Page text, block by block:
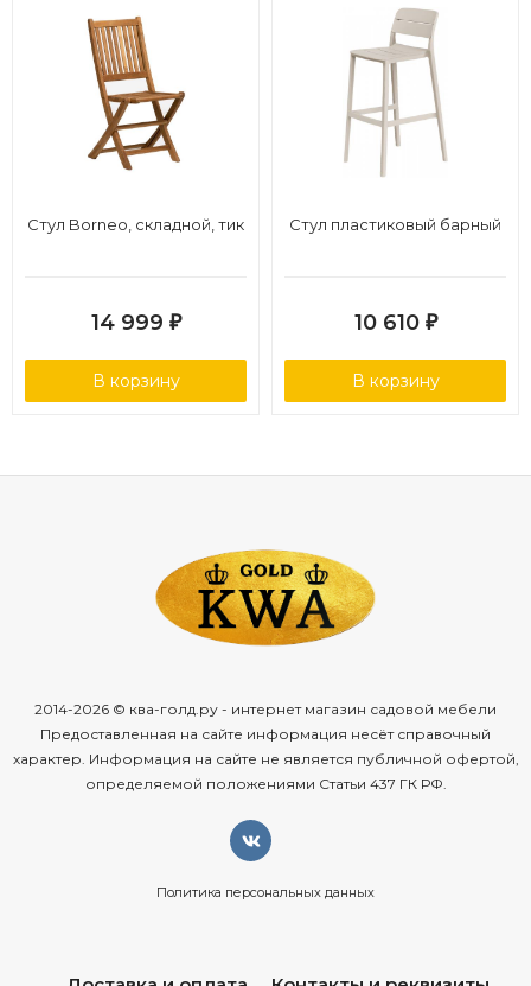
Стул Borneo, складной, тик
14 999 ₽
В корзину
Стул пластиковый барный
10 610 ₽
В корзину
2014-2026 © ква-голд.ру - интернет магазин садовой мебели
Предоставленная на сайте информация несёт справочный
характер. Информация на сайте не является публичной офертой,
определяемой положениями Статьи 437 ГК РФ.
Политика персональных данных